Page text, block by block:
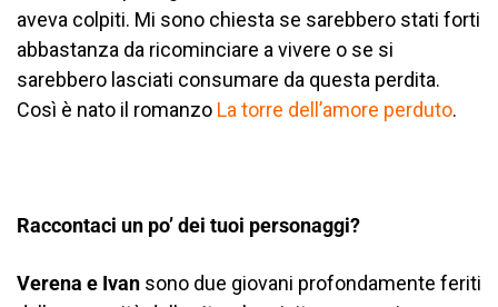
aveva colpiti. Mi sono chiesta se sarebbero stati forti
abbastanza da ricominciare a vivere o se si
sarebbero lasciati consumare da questa perdita.
Così è nato il romanzo La torre dell’amore perduto.
Raccontaci un po’ dei tuoi personaggi?
Verena e Ivan sono due giovani profondamente feriti